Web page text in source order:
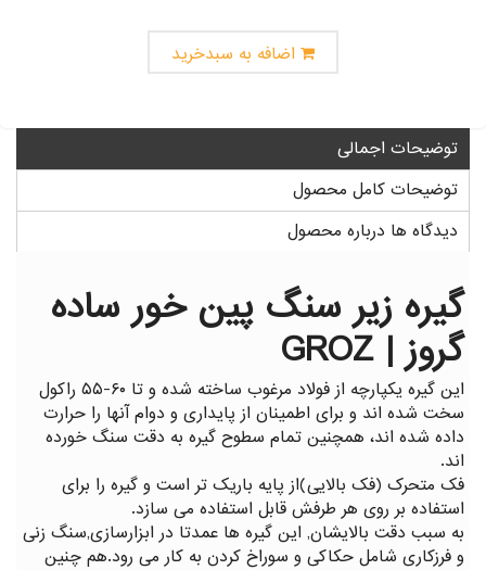
اضافه به سبدخرید
توضیحات اجمالی
توضیحات کامل محصول
دیدگاه ها درباره محصول
گیره زیر سنگ پین خور ساده
گروز | GROZ
این گیره یکپارچه از فولاد مرغوب ساخته شده و تا ۶۰-۵۵ راکول
سخت شده اند و برای اطمینان از پایداری و دوام آنها را حرارت
داده شده اند، همچنین تمام سطوح گیره به دقت سنگ خورده
اند.
فک متحرک (فک بالایی)از پایه باریک تر است و گیره را برای
استفاده بر روی هر طرفش قابل استفاده می سازد.
به سبب دقت بالایشان, این گیره ها عمدتا در ابزارسازی,سنگ زنی
و فرزکاری شامل حکاکی و سوراخ کردن به کار می رود.هم چنین